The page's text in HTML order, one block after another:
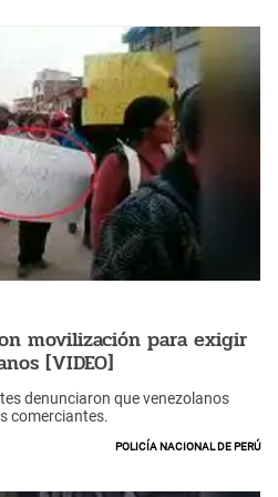
movilización para exigir
[VIDEO]
denunciaron que venezolanos
comerciantes.
Policía Nacional de Perú